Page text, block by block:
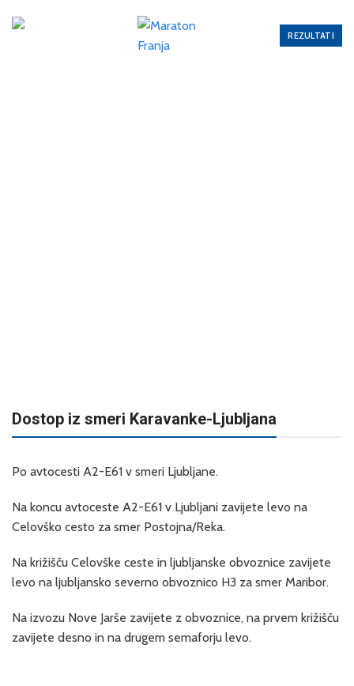
REZULTATI
Dostop iz smeri Karavanke-Ljubljana
Po avtocesti A2-E61 v smeri Ljubljane.
Na koncu avtoceste A2-E61 v Ljubljani zavijete levo na
Celovško cesto za smer Postojna/Reka.
Na križišču Celovške ceste in ljubljanske obvoznice zavijete
levo na ljubljansko severno obvoznico H3 za smer Maribor.
Na izvozu Nove Jarše zavijete z obvoznice, na prvem križišču
zavijete desno in na drugem semaforju levo.